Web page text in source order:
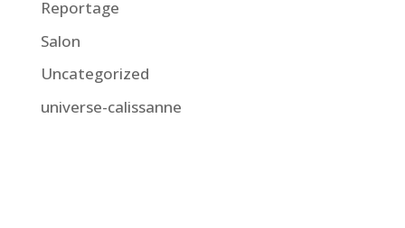
Reportage
Salon
Uncategorized
universe-calissanne